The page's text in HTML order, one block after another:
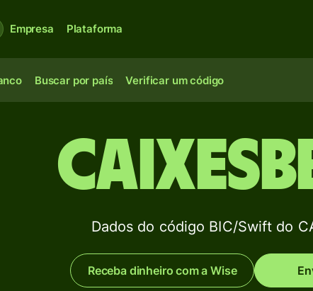
Empresa Plataforma
Buscar por país Verificar um código
Dados do código BIC/Swift do
Receba dinheiro com a Wise